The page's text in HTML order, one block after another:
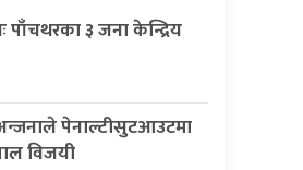
पाँचथरका ३ जना केन्द्रिय
पेनाल्टीसुटआउटमा
विजयी